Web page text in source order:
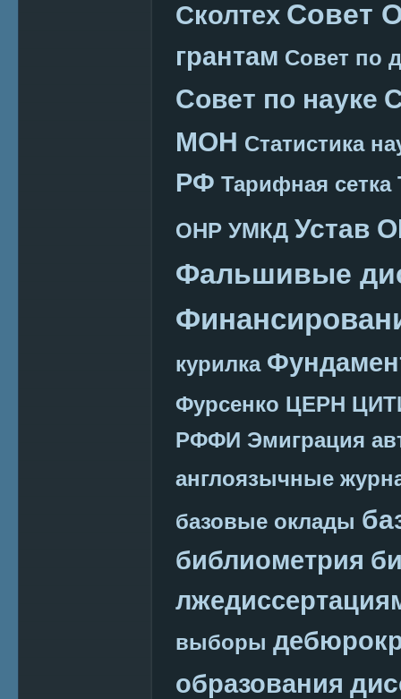
Сколтех Совет
грантам Совет по
Совет по науке
МОН Статистика
РФ Тарифная сетка
ОНР УМКД Устав
Фальшивые
курилка
Фурсенко ЦЕРН
РФФИ Эмиграция
англоязычные
базовые оклады
библиометрия
выборы
образования